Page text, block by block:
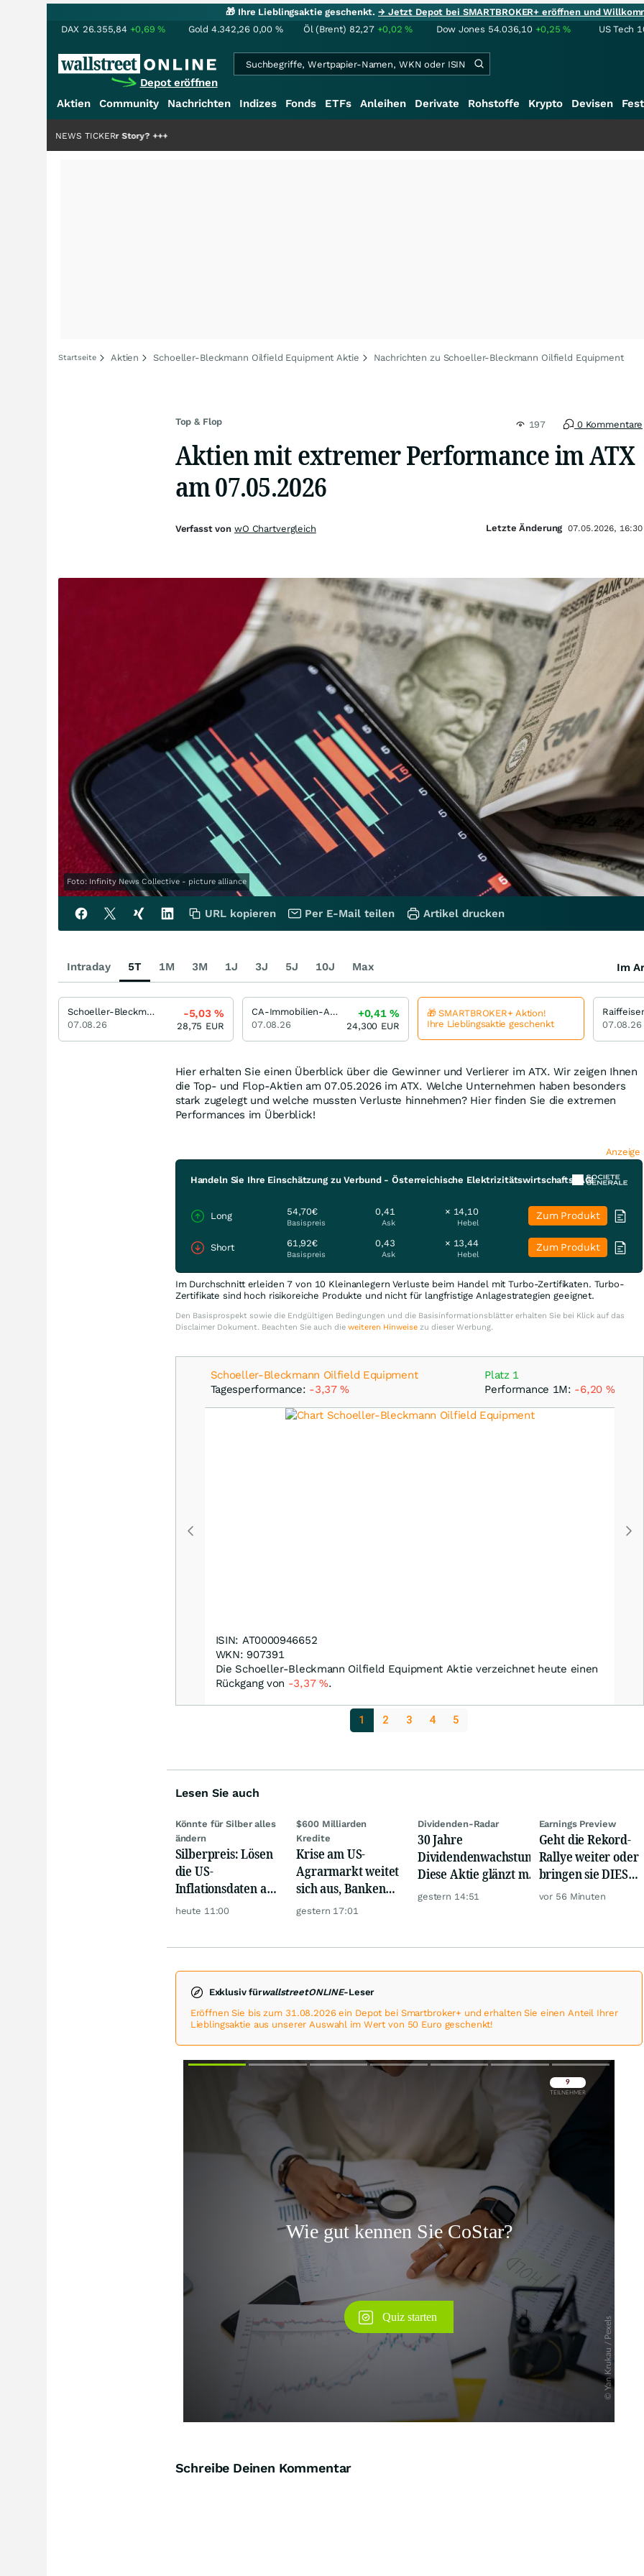
🎁 Ihre Lieblingsaktie geschenkt.→ Jetzt Depot bei SMARTBROKER+ eröffnen und
DAX 26.355,84 +0,69% Gold 4.342,26 0,00 % Öl (Brent) 82,27 +0,02% Dow Jones 54.036,10 +0,25% US Tech
Depot eröffnen
Aktien Community Nachrichten Indizes Fonds ETFs Anleihen Derivate Rohstoffe Krypto Devisen
der Story?+++
NEWS TICKER
Startseite Aktien Schoeller-Bleckmann Oilfield Equipment Aktie Nachrichten zu Schoeller-Bleckmann Oilfield Equipment
Top & Flop 197 0 Kommentare
Aktien mit extremer Performance im ATX
am 07.05.2026
Foto: Infinity News Collective - picture alliance
Hier erhalten Sie einen Überblick über die Gewinner und Verlierer im ATX. Wir zeigen Ihnen
die Top- und Flop-Aktien am 07.05.2026 im ATX. Welche Unternehmen haben besonders
stark zugelegt und welche mussten Verluste hinnehmen? Hier finden Sie die extremen
Performances im Überblick!
Anzeige
Handeln Sie Ihre Einschätzung zu Verbund - Österreichische Elektrizitätswirtschafts-AG!
Long 54,70€
Basispreis
0,41
Ask
× 14,10
Hebel
Zum Produkt
Short 61,92€
Basispreis
0,43
Ask
× 13,44
Hebel
Zum Produkt
Im Durchschnitt erleiden 7 von 10 Kleinanlegern Verluste beim Handel mit Turbo-Zertifikaten. Turbo-
Zertifikate sind hoch risikoreiche Produkte und nicht für langfristige Anlagestrategien geeignet.
Den Basisprospekt sowie die Endgültigen Bedingungen und die Basisinformationsblätter erhalten Sie bei Klick auf das
Disclaimer Dokument. Beachten Sie auch die weiteren Hinweisezu dieser Werbung.
Schoeller-Bleckmann Oilfield Equipment
Tagesperformance: -3,37%
Platz 1
Performance 1M: -6,20 %
ISIN: AT0000946652
WKN: 907391
Die Schoeller-Bleckmann Oilfield Equipment Aktie verzeichnet heute einen
Rückgang von -3,37 %.
1 2 3 4 5
Lesen Sie auch
Könnte für Silber alles
ändern
Silberpreis: Lösen
die US-
Inflationsdaten am
Mittwoch eine
heute 11:00
$600 Milliarden
Kredite
Krise am US-
Agrarmarkt weitet
sich aus, Banken
werden nervös
gestern 17:01
Dividenden-Radar
30 Jahre
Dividendenwachstum:
Diese Aktie glänzt mit
Traum-Renditen
gestern 14:51
Earnings Preview
Geht die Rekord-
Rallye weiter oder
bringen sie DIESE
Werte jetzt zu Fall?
vor 56 Minuten
Exklusiv fürwallstreetONLINE-Leser
Eröffnen Sie bis zum 31.08.2026 ein Depot bei Smartbroker+ und erhalten Sie einen Anteil Ihrer
Lieblingsaktie aus unserer Auswahl im Wert von 50 Euro geschenkt!
Überspringen
Überspringen
Schreibe Deinen Kommentar
Verfasst von wO Chartvergleich Letzte Änderung 07.05.2026, 16:30
URL kopieren Per E-Mail teilen Artikel drucken
Intraday 5T 1M 3M 1J 3J 5J 10J Max Im
Schoeller-Bleckmann Oilfield Equipment
07.08.26
-5,03%
28,75 EUR
CA-Immobilien-Anlagen
07.08.26
+0,41%
24,300 EUR
🎁 SMARTBROKER+ Aktion!
Ihre Lieblingsaktie geschenkt
07.08.26